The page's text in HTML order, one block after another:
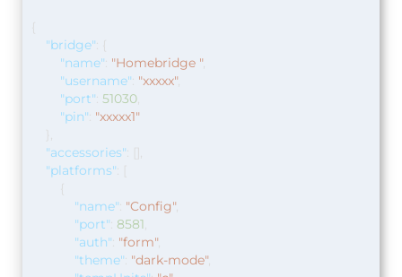
{
"bridge": {
"name": "Homebridge ",
"username": "xxxxx",
"port": 51030,
"pin": "xxxxx1"
},
"accessories":
[],
"platforms":
{
"name": "Config",
"port": 8581,
"auth": "form",
"theme": "dark-mode",